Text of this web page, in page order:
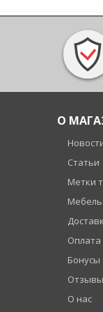
О
Статьи
Метки
Оплата
Бонусы
Отзывы
О нас